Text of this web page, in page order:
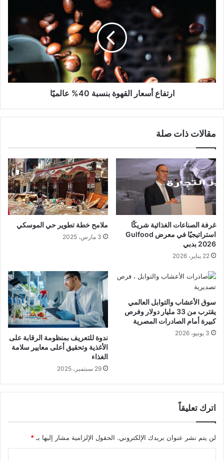
ارتفاع أسعار القهوة بنسبة 40% عالميًا
مقالات ذات صلة
غرفة الصناعات الغذائية شريكًا
استراتيجيًا في معرض Gulfood
2026 بدبي
22 يناير، 2026
ملامح خطة تطوير حي الموسكي
3 مارس، 2025
سوق الأعشاب والتوابل العالمي
يقترب من 33 مليار دولار وفرص
كبيرة أمام الصادرات المصرية
3 يونيو، 2026
ندوة للتعريف بمنظومة الرقابة على
الأغذية وتحقيق أعلى معايير سلامة
الغذاء
29 سبتمبر، 2025
اترك تعليقاً
لن يتم نشر عنوان بريدك الإلكتروني. الحقول الإلزامية مشار إليها بـ *